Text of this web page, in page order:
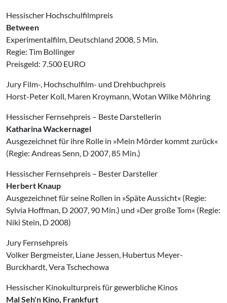
Hessischer Hochschulfilmpreis
Between
Experimentalfilm, Deutschland 2008, 5 Min.
Regie: Tim Bollinger
Preisgeld: 7.500 EURO
Jury Film-, Hochschulfilm- und Drehbuchpreis
Horst-Peter Koll, Maren Kroymann, Wotan Wilke Möhring
Hessischer Fernsehpreis – Beste Darstellerin
Katharina Wackernagel
Ausgezeichnet für ihre Rolle in »Mein Mörder kommt zurück«
(Regie: Andreas Senn, D 2007, 85 Min.)
Hessischer Fernsehpreis – Bester Darsteller
Herbert Knaup
Ausgezeichnet für seine Rollen in »Späte Aussicht« (Regie:
Sylvia Hoffman, D 2007, 90 Min.) und »Der große Tom« (Regie:
Niki Stein, D 2008)
Jury Fernsehpreis
Volker Bergmeister, Liane Jessen, Hubertus Meyer-
Burckhardt, Vera Tschechowa
Hessischer Kinokulturpreis für gewerbliche Kinos
Mal Seh'n Kino, Frankfurt